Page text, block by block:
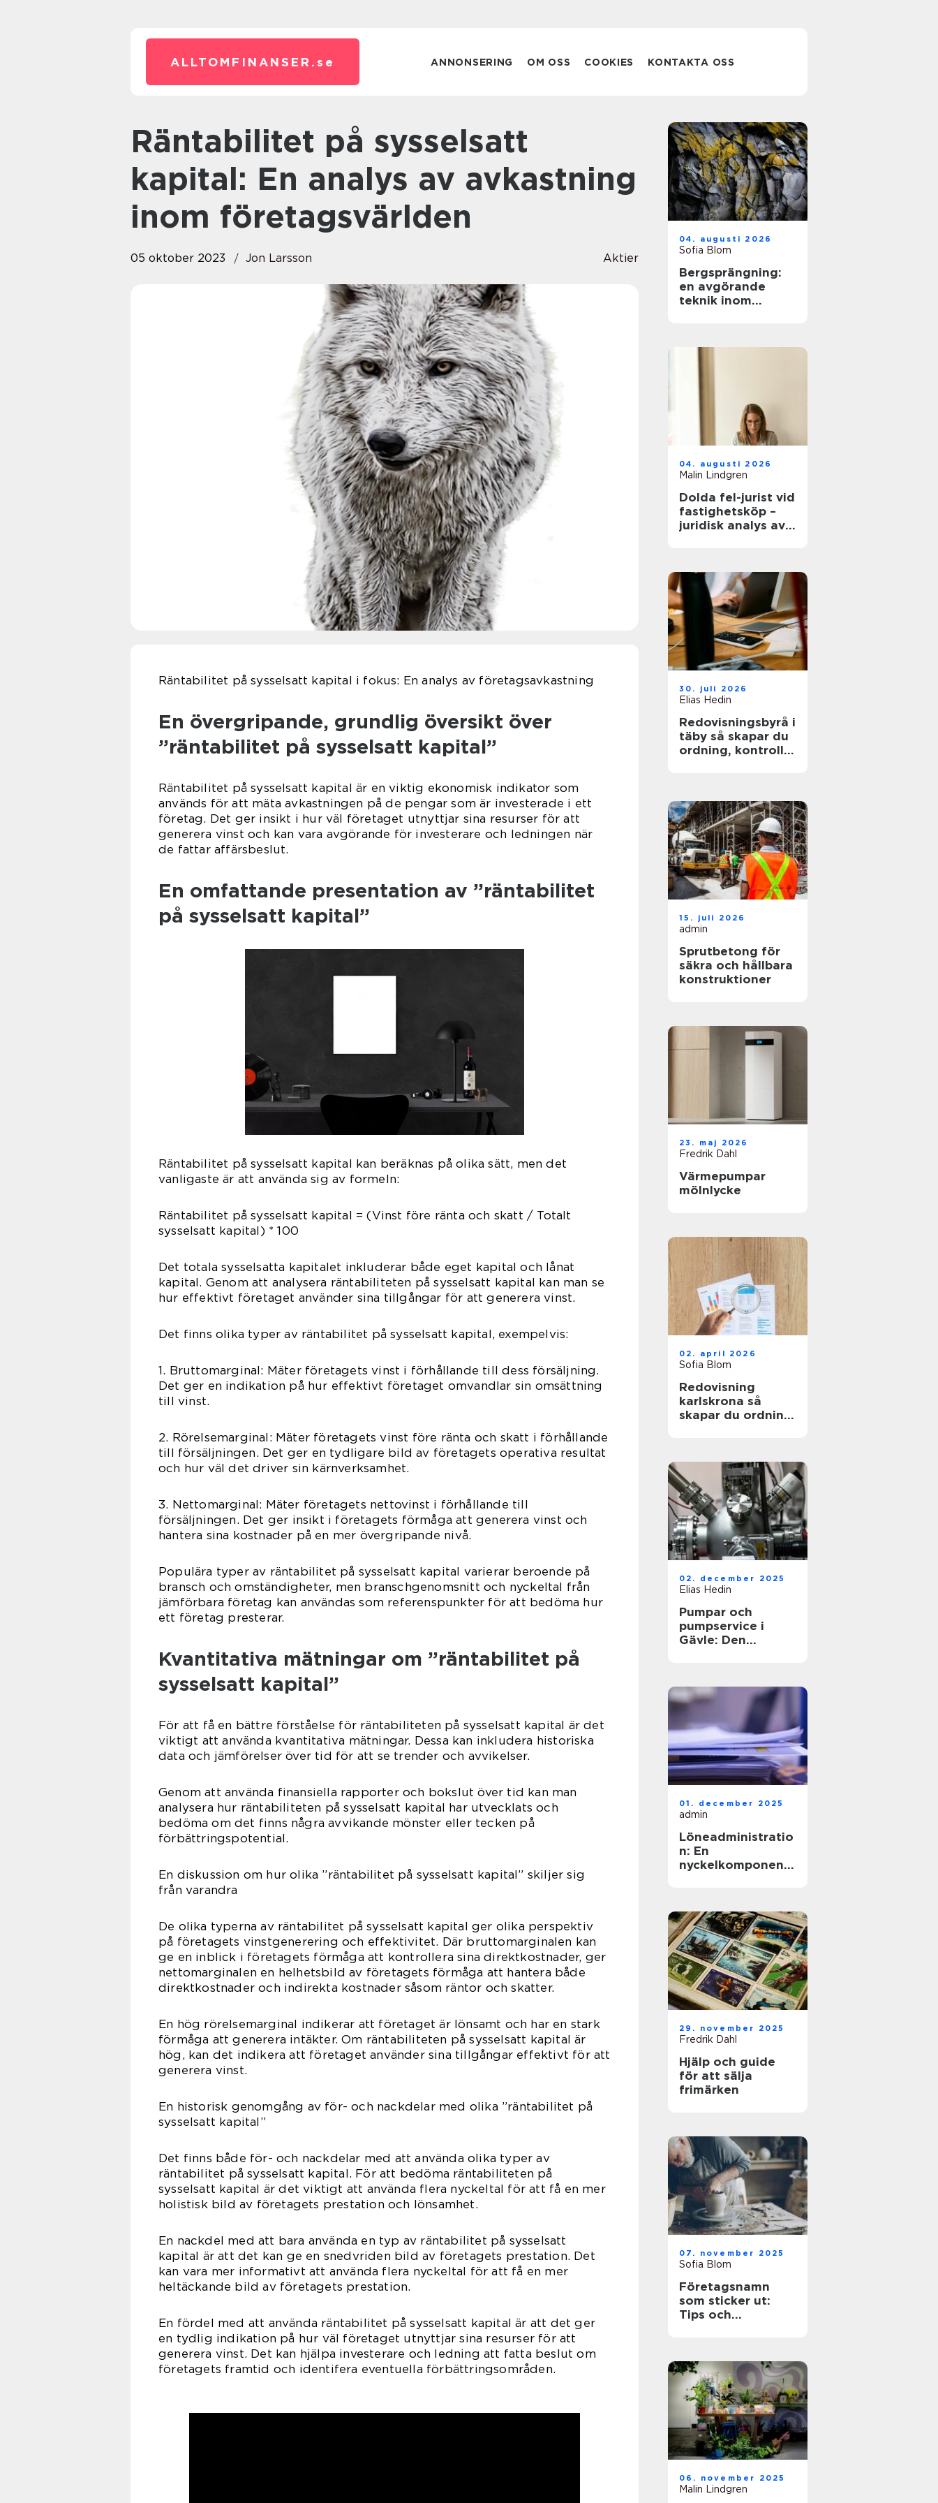
ALLTOMFINANSER. se ANNONSERING OM OSS COOKIES KONTAKTA OSS
Räntabilitet på sysselsatt
kapital: En analys av avkastning
inom företagsvärlden
05 oktober 2023 Jon Larsson Aktier
Räntabilitet på sysselsatt kapital i fokus: En analys av företagsavkastning
En övergripande, grundlig översikt över
”räntabilitet på sysselsatt kapital”
Räntabilitet på sysselsatt kapital är en viktig ekonomisk indikator som
används för att mäta avkastningen på de pengar som är investerade i ett
företag. Det ger insikt i hur väl företaget utnyttjar sina resurser för att
generera vinst och kan vara avgörande för investerare och ledningen när
de fattar affärsbeslut.
En omfattande presentation av ”räntabilitet
på sysselsatt kapital”
Räntabilitet på sysselsatt kapital kan beräknas på olika sätt, men det
vanligaste är att använda sig av formeln:
Räntabilitet på sysselsatt kapital = (Vinst före ränta och skatt / Totalt
sysselsatt kapital) * 100
Det totala sysselsatta kapitalet inkluderar både eget kapital och lånat
kapital. Genom att analysera räntabiliteten på sysselsatt kapital kan man se
hur effektivt företaget använder sina tillgångar för att generera vinst.
Det finns olika typer av räntabilitet på sysselsatt kapital, exempelvis:
1. Bruttomarginal: Mäter företagets vinst i förhållande till dess försäljning.
Det ger en indikation på hur effektivt företaget omvandlar sin omsättning
till vinst.
2. Rörelsemarginal: Mäter företagets vinst före ränta och skatt i förhållande
till försäljningen. Det ger en tydligare bild av företagets operativa resultat
och hur väl det driver sin kärnverksamhet.
3. Nettomarginal: Mäter företagets nettovinst i förhållande till
försäljningen. Det ger insikt i företagets förmåga att generera vinst och
hantera sina kostnader på en mer övergripande nivå.
Populära typer av räntabilitet på sysselsatt kapital varierar beroende på
bransch och omständigheter, men branschgenomsnitt och nyckeltal från
jämförbara företag kan användas som referenspunkter för att bedöma hur
ett företag presterar.
Kvantitativa mätningar om ”räntabilitet på
sysselsatt kapital”
För att få en bättre förståelse för räntabiliteten på sysselsatt kapital är det
viktigt att använda kvantitativa mätningar. Dessa kan inkludera historiska
data och jämförelser över tid för att se trender och avvikelser.
Genom att använda finansiella rapporter och bokslut över tid kan man
analysera hur räntabiliteten på sysselsatt kapital har utvecklats och
bedöma om det finns några avvikande mönster eller tecken på
förbättringspotential.
En diskussion om hur olika ”räntabilitet på sysselsatt kapital” skiljer sig
från varandra
De olika typerna av räntabilitet på sysselsatt kapital ger olika perspektiv
på företagets vinstgenerering och effektivitet. Där bruttomarginalen kan
ge en inblick i företagets förmåga att kontrollera sina direktkostnader, ger
nettomarginalen en helhetsbild av företagets förmåga att hantera både
direktkostnader och indirekta kostnader såsom räntor och skatter.
En hög rörelsemarginal indikerar att företaget är lönsamt och har en stark
förmåga att generera intäkter. Om räntabiliteten på sysselsatt kapital är
hög, kan det indikera att företaget använder sina tillgångar effektivt för att
generera vinst.
En historisk genomgång av för- och nackdelar med olika ”räntabilitet på
sysselsatt kapital”
Det finns både för- och nackdelar med att använda olika typer av
räntabilitet på sysselsatt kapital. För att bedöma räntabiliteten på
sysselsatt kapital är det viktigt att använda flera nyckeltal för att få en mer
holistisk bild av företagets prestation och lönsamhet.
En nackdel med att bara använda en typ av räntabilitet på sysselsatt
kapital är att det kan ge en snedvriden bild av företagets prestation. Det
kan vara mer informativt att använda flera nyckeltal för att få en mer
heltäckande bild av företagets prestation.
En fördel med att använda räntabilitet på sysselsatt kapital är att det ger
en tydlig indikation på hur väl företaget utnyttjar sina resurser för att
generera vinst. Det kan hjälpa investerare och ledning att fatta beslut om
företagets framtid och identifera eventuella förbättringsområden.
04. augusti 2026
Sofia Blom
Bergsprängning:
en avgörande
teknik inom
04. augusti 2026
Malin Lindgren
Dolda fel-jurist vid
fastighetsköp –
juridisk analys av
praktiken
30. juli 2026
Elias Hedin
Redovisningsbyrå i
täby så skapar du
ordning, kontroll
15. juli 2026
admin
Sprutbetong för
säkra och hållbara
konstruktioner
23. maj 2026
Fredrik Dahl
Värmepumpar
mölnlycke
02. april 2026
Sofia Blom
Redovisning
karlskrona så
skapar du ordning
02. december 2025
Elias Hedin
Pumpar och
pumpservice i
Gävle: Den
01. december 2025
admin
Löneadministratio
n: En
nyckelkomponent
29. november 2025
Fredrik Dahl
Hjälp och guide
för att sälja
frimärken
07. november 2025
Sofia Blom
Företagsnamn
som sticker ut:
Tips och
06. november 2025
Malin Lindgren